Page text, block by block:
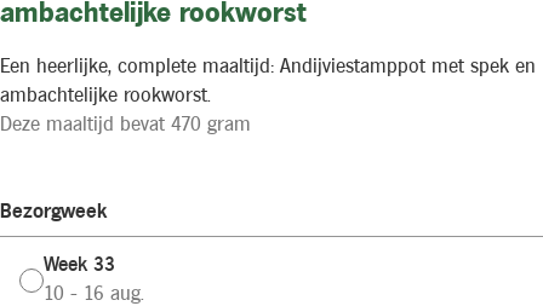
ambachtelijke rookworst
Een heerlijke, complete maaltijd: Andijviestamppot met spek en
ambachtelijke rookworst.
Deze maaltijd bevat 470 gram
Bezorgweek
Week 33
10 - 16 aug.